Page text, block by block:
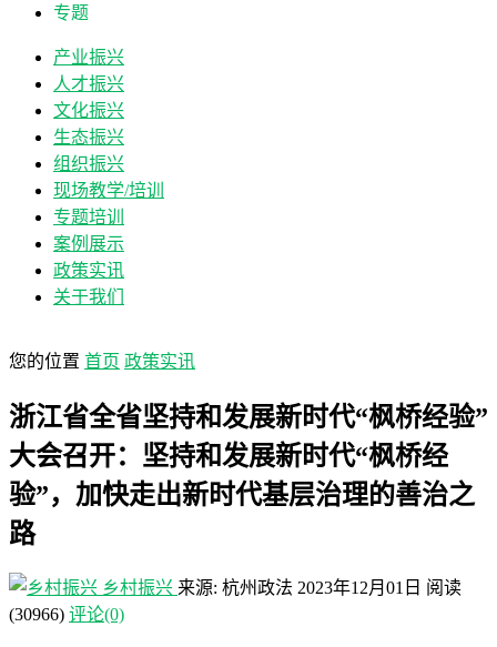
专题
产业振兴
人才振兴
文化振兴
生态振兴
组织振兴
现场教学/培训
专题培训
案例展示
政策实讯
关于我们
您的位置 首页 政策实讯
浙江省全省坚持和发展新时代“枫桥经验”
大会召开：坚持和发展新时代“枫桥经
验”，加快走出新时代基层治理的善治之
路
乡村振兴 来源: 杭州政法 2023年12月01日 阅读
(30966) 评论(0)